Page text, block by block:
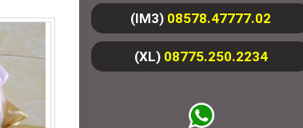
(IM3) 08578.47777.02
(XL) 08775.250.2234